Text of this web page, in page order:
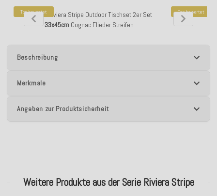
Top bewertet
H.O.C.K. Riviera Stripe Outdoor Tischset 2er Set
33x45cmCognac Flieder Streifen
Top bewertet
H.O.C.K.
Beschreibung
Merkmale
Angaben zur Produktsicherheit
Weitere Produkte aus der Serie Riviera Stripe